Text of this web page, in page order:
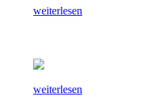
weiterlesen
weiterlesen